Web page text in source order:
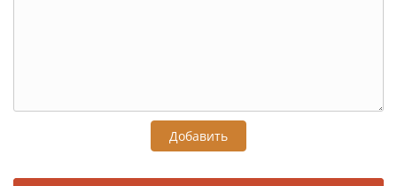
Добавить